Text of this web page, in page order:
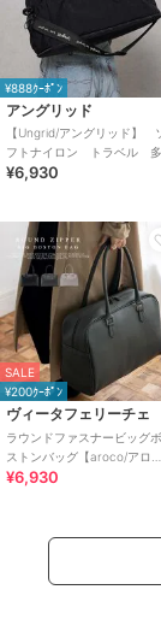
¥888ｸｰﾎﾟﾝ
アングリッド
【Ungrid/アングリッド】
フトナイロン トラベル 多
機能マルチ ビッグボストン
¥6,930
SALE
¥200ｸｰﾎﾟﾝ
ヴィータフェリーチェ
ラウンドファスナービッグボ
ストンバッグ【aroco/アロ
コ】
¥6,930